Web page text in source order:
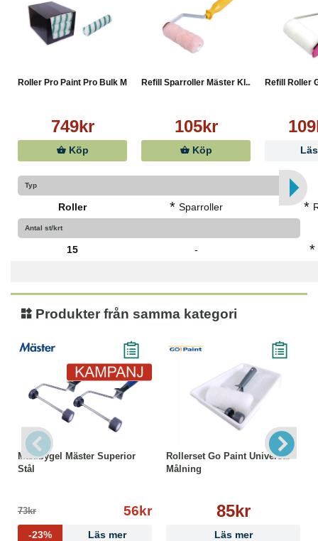
Roller Pro Paint Pro Bulk M...
749kr
Köp
Refill Sparroller Mäster Kl...
105kr
Köp
Refill Roller
Typ
Roller * Sparroller *
Antal st/krt
15 - *
Produkter från samma kategori
Maxibygel Mäster Superior
Stål
73kr 56kr
-23% Läs mer
Rollerset Go Paint Universal
Målning
85kr
Läs mer